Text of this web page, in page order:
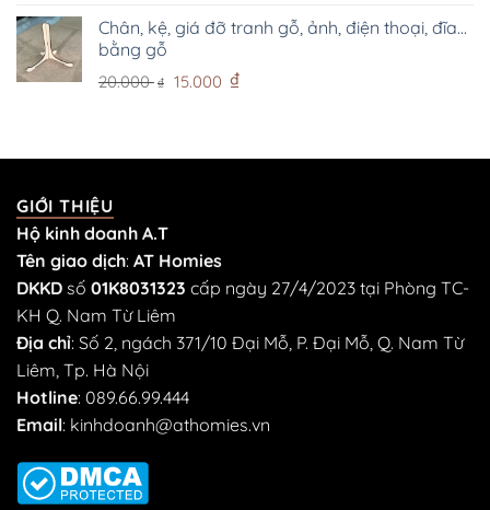
là:
tại
Chân, kệ, giá đỡ tranh gỗ, ảnh, điện thoại, đĩa...
bằng gỗ
20.000₫ Giá
15.000 ₫Giá
GIỚI THIỆU
Hộ kinh doanh A.T
Tên giao dịch: AT Homies
DKKD số 01K8031323 cấp ngày 27/4/2023 tại Phòng TC-
KH Q. Nam Từ Liêm
Địa chỉ: Số 2, ngách 371/10 Đại Mỗ, P. Đại Mỗ, Q. Nam Từ
Liêm, Tp. Hà Nội
Hotline: 089.66.99.444
Email: kinhdoanh@athomies.vn